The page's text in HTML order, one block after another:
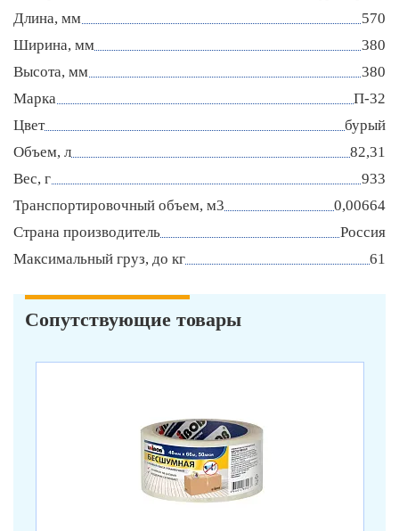
Длина, мм
570
Ширина, мм
380
Высота, мм
380
Марка
П-32
Цвет
бурый
Объем, л
82,31
Вес, г
933
Транспортировочный объем, м3
0,00664
Страна производитель
Россия
Максимальный груз, до кг
61
Сопутствующие товары